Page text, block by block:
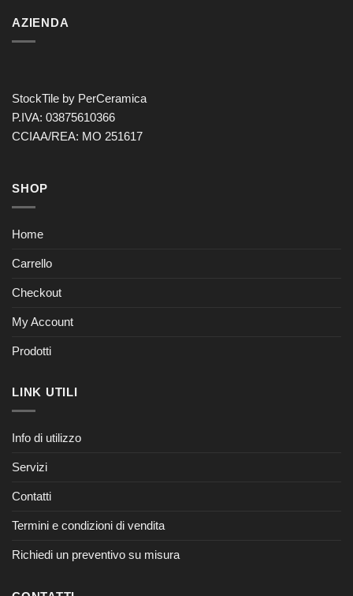
AZIENDA
StockTile by PerCeramica
P.IVA: 03875610366
CCIAA/REA: MO 251617
SHOP
Home
Carrello
Checkout
My Account
Prodotti
LINK UTILI
Info di utilizzo
Servizi
Contatti
Termini e condizioni di vendita
Richiedi un preventivo su misura